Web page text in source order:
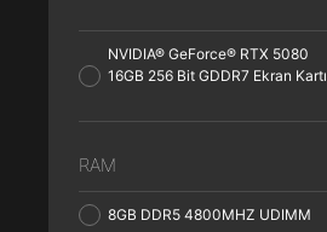
NVIDIA® GeForce® RTX 5080
16GB 256 Bit GDDR7 Ekran Kartı
RAM
8GB DDR5 4800MHZ UDIMM